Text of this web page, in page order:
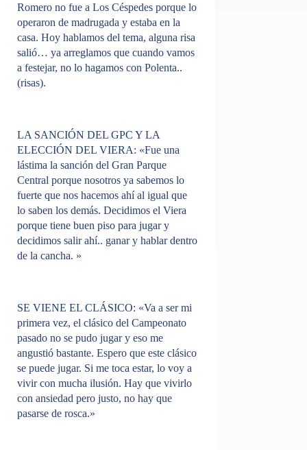
Romero no fue a Los Céspedes porque lo
operaron de madrugada y estaba en la
casa. Hoy hablamos del tema, alguna risa
salió… ya arreglamos que cuando vamos
a festejar, no lo hagamos con Polenta..
(risas).
LA SANCIÓN DEL GPC Y LA
ELECCIÓN DEL VIERA: «Fue una
lástima la sanción del Gran Parque
Central porque nosotros ya sabemos lo
fuerte que nos hacemos ahí al igual que
lo saben los demás. Decidimos el Viera
porque tiene buen piso para jugar y
decidimos salir ahí.. ganar y hablar dentro
de la cancha. »
SE VIENE EL CLÁSICO: «Va a ser mi
primera vez, el clásico del Campeonato
pasado no se pudo jugar y eso me
angustió bastante. Espero que este clásico
se puede jugar. Si me toca estar, lo voy a
vivir con mucha ilusión. Hay que vivirlo
con ansiedad pero justo, no hay que
pasarse de rosca.»